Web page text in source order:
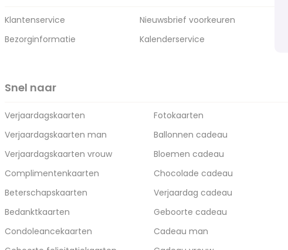
Klantenservice
Bezorginformatie
Nieuwsbrief voorkeuren
Kalenderservice
Snel naar
Verjaardagskaarten
Verjaardagskaarten man
Verjaardagskaarten vrouw
Complimentenkaarten
Beterschapskaarten
Bedanktkaarten
Condoleancekaarten
Fotokaarten
Ballonnen cadeau
Bloemen cadeau
Chocolade cadeau
Verjaardag cadeau
Geboorte cadeau
Cadeau man